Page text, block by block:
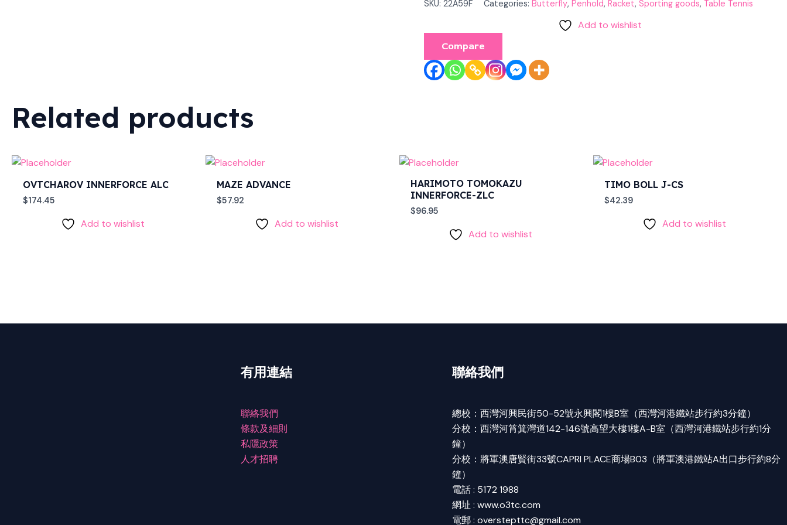
SKU: 22A59F Categories:Butterfly,Penhold,Racket, Sporting goods, Table Tennis
Add to wishlist
Compare
Related products
OVTCHAROV INNERFORCE ALC
$174.45
Add to wishlist
MAZE ADVANCE
$57.92
Add to wishlist
HARIMOTO TOMOKAZU
INNERFORCE-ZLC
$96.95
Add to wishlist
TIMO BOLL J-CS
$42.39
Add to wishlist
有用連結
聯絡我們
條款及細則
私隱政策
人才招聘
聯絡我們
總校：西灣河興民街50-52號永興閣1樓B室（西灣河港鐵站步行約3分鐘）
分校：西灣河筲箕灣道142-146號高望大樓1樓A-B室（西灣河港鐵站步行約1分
鐘）
分校：將軍澳唐賢街33號CAPRI PLACE商場B03（將軍澳港鐵站A出口步行約8分
鐘）
電話 : 5172 1988
網址 : www.o3tc.com
電郵 : overstepttc@gmail.com